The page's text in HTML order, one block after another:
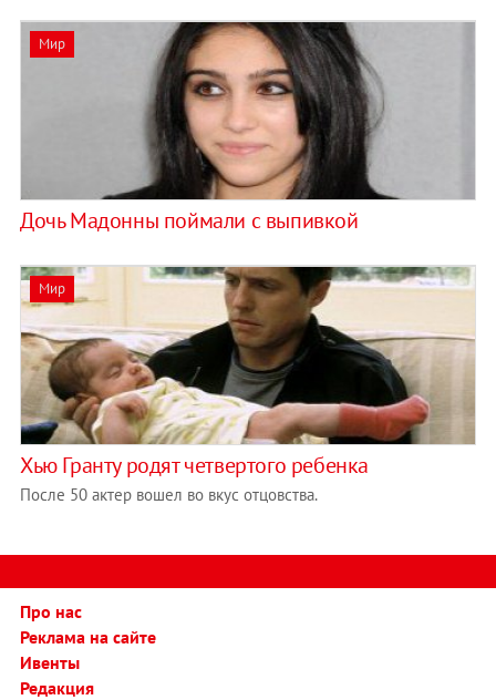
Мир
Дочь Мадонны поймали с выпивкой
Мир
Хью Гранту родят четвертого ребенка
После 50 актер вошел во вкус отцовства.
Про нас
Реклама на сайте
Ивенты
Редакция